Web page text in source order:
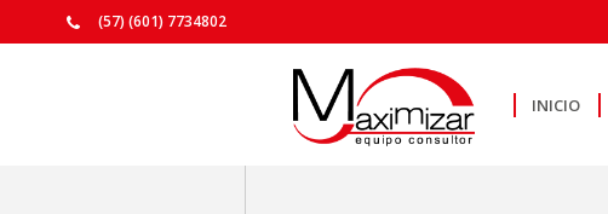
(57) (601) 7734802
INICIO